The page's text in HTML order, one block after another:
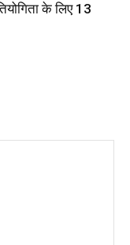
के लिए 13